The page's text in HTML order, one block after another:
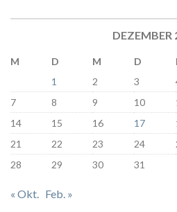
DEZEMBER
M D M D
1
2 3
7
8 9 10
14
15 16 17
21
22 23 24
28
29 30 31
« Okt. Feb. »